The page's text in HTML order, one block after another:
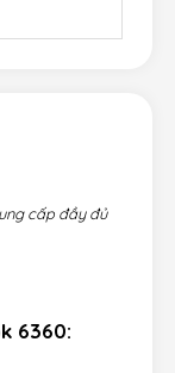
cấp đầy đủ
6360: